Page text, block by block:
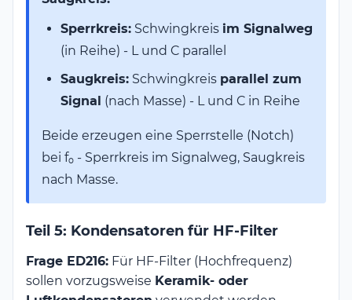
Sperrkreis: Schwingkreis im Signalweg
(in Reihe) - L und C parallel
Saugkreis: Schwingkreis parallel zum
Signal (nach Masse) - L und C in Reihe
Beide erzeugen eine Sperrstelle (Notch)
bei f₀ - Sperrkreis im Signalweg, Saugkreis
nach Masse.
Teil 5: Kondensatoren für HF-Filter
Frage ED216: Für HF-Filter (Hochfrequenz)
sollen vorzugsweise Keramik- oder